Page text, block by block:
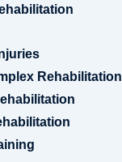
Rehabilitation